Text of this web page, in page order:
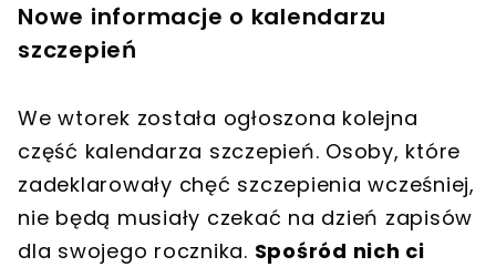
Nowe informacje o kalendarzu
szczepień
We wtorek została ogłoszona kolejna
część kalendarza szczepień. Osoby, które
zadeklarowały chęć szczepienia wcześniej,
nie będą musiały czekać na dzień zapisów
dla swojego rocznika. Spośród nich ci